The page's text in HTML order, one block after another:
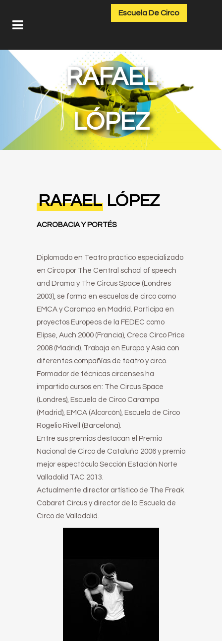
Escuela De Circo
RAFAEL
LÓPEZ
RAFAEL LÓPEZ
ACROBACIA Y PORTÉS
Diplomado en Teatro práctico especializado
en Circo por The Central school of speech
and Drama y The Circus Space (Londres
2003), se forma en escuelas de circo como
EMCA y Carampa en Madrid. Participa en
proyectos Europeos de la FEDEC como
Elipse, Auch 2000 (Francia), Crece Circo Price
2008 (Madrid). Trabaja en Europa y Asia con
diferentes compañías de teatro y circo.
Formador de técnicas circenses ha
impartido cursos en: The Circus Space
(Londres), Escuela de Circo Carampa
(Madrid), EMCA (Alcorcón), Escuela de Circo
Rogelio Rivell (Barcelona).
Entre sus premios destacan el Premio
Nacional de Circo de Cataluña 2006 y premio
mejor espectáculo Sección Estación Norte
Valladolid TAC 2013.
Actualmente director artístico de The Freak
Cabaret Circus y director de la Escuela de
Circo de Valladolid.